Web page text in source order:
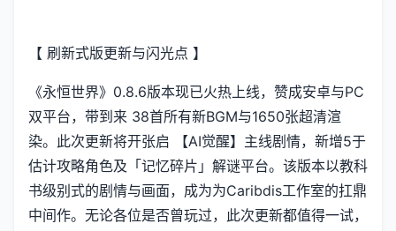
【 刷新式版更新与闪光点 】
《永恒世界》0.8.6版本现已火热上线，赞成安卓与PC
双平台，带到来 38首所有新BGM与1650张超清渲
染。此次更新将开张启 【AI觉醒】主线剧情，新增5于
估计攻略角色及「记忆碎片」解谜平台。该版本以教科
书级别式的剧情与画面，成为为Caribdis工作室的扛鼎
中间作。无论各位是否曾玩过，此次更新都值得一试，